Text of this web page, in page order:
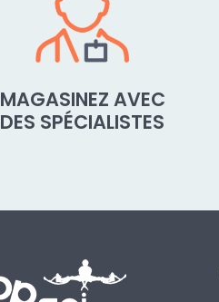
MAGASINEZ AVEC
DES SPÉCIALISTES